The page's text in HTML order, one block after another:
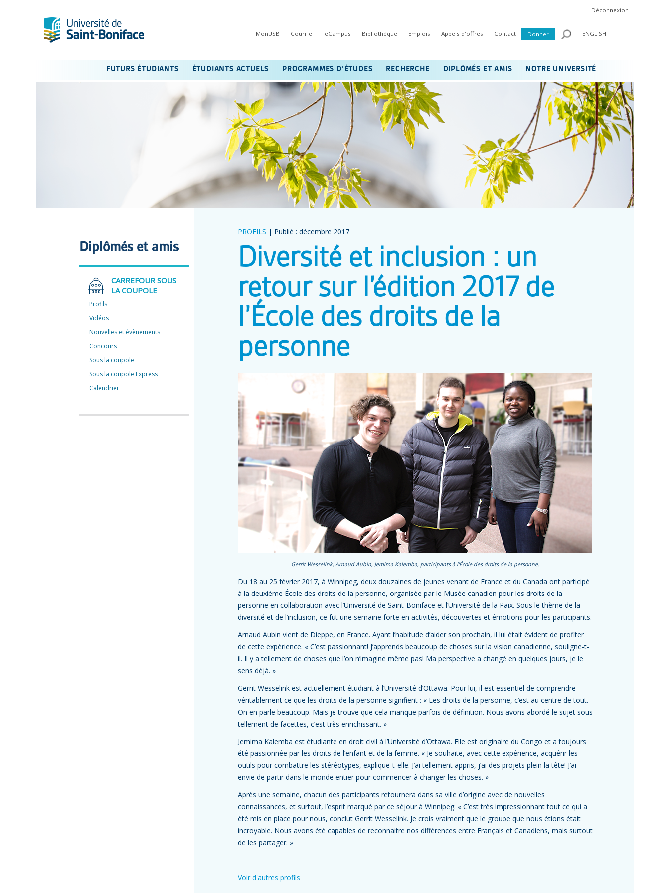
Déconnexion
MonUSB Courriel eCampus Bibliothèque Emplois Appels d'offres Contact Donner ENGLISH
FUTURS ÉTUDIANTS ÉTUDIANTS ACTUELS PROGRAMMES D’ÉTUDES RECHERCHE DIPLÔMÉS ET AMIS NOTRE UNIVERSITÉ
PROFILS | Publié : décembre 2017
Diversité et inclusion : un
retour sur l’édition 2017 de
l’École des droits de la
personne
Gerrit Wesselink, Arnaud Aubin, Jemima Kalemba, participants à l'École des droits de la personne.
Du 18 au 25 février 2017, à Winnipeg, deux douzaines de jeunes venant de France et du Canada ont participé
à la deuxième École des droits de la personne, organisée par le Musée canadien pour les droits de la
personne en collaboration avec l’Université de Saint-Boniface et l’Université de la Paix. Sous le thème de la
diversité et de l’inclusion, ce fut une semaine forte en activités, découvertes et émotions pour les participants.
Arnaud Aubin vient de Dieppe, en France. Ayant l’habitude d’aider son prochain, il lui était évident de profiter
de cette expérience. « C’est passionnant! J’apprends beaucoup de choses sur la vision canadienne, souligne-t-
il. Il y a tellement de choses que l’on n’imagine même pas! Ma perspective a changé en quelques jours, je le
sens déjà. »
Gerrit Wesselink est actuellement étudiant à l’Université d’Ottawa. Pour lui, il est essentiel de comprendre
véritablement ce que les droits de la personne signifient : « Les droits de la personne, c’est au centre de tout.
On en parle beaucoup. Mais je trouve que cela manque parfois de définition. Nous avons abordé le sujet sous
tellement de facettes, c’est très enrichissant. »
Jemima Kalemba est étudiante en droit civil à l’Université d’Ottawa. Elle est originaire du Congo et a toujours
été passionnée par les droits de l’enfant et de la femme. « Je souhaite, avec cette expérience, acquérir les
outils pour combattre les stéréotypes, explique-t-elle. J’ai tellement appris, j’ai des projets plein la tête! J’ai
envie de partir dans le monde entier pour commencer à changer les choses. »
Après une semaine, chacun des participants retournera dans sa ville d’origine avec de nouvelles
connaissances, et surtout, l’esprit marqué par ce séjour à Winnipeg. « C’est très impressionnant tout ce qui a
été mis en place pour nous, conclut Gerrit Wesselink. Je crois vraiment que le groupe que nous étions était
incroyable. Nous avons été capables de reconnaitre nos différences entre Français et Canadiens, mais surtout
de les partager. »
Voir d'autres profils
Diplômés et amis
CARREFOUR SOUS
LA COUPOLE
Profils
Vidéos
Nouvelles et évènements
Concours
Sous la coupole
Sous la coupole Express
Calendrier